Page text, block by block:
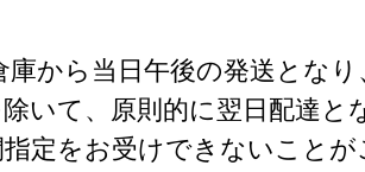
から当日午後の発送となり
いて、原則的に翌日配達と
定をお受けできないこと